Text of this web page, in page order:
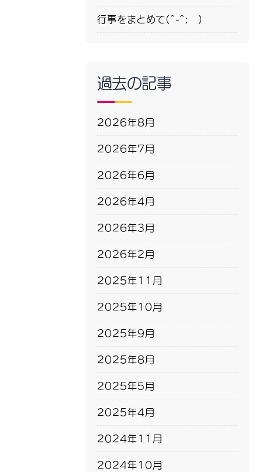
行事をまとめて(^-^; )
過去の記事
2026年8月
2026年7月
2026年6月
2026年4月
2026年3月
2026年2月
2025年11月
2025年10月
2025年9月
2025年8月
2025年5月
2025年4月
2024年11月
2024年10月